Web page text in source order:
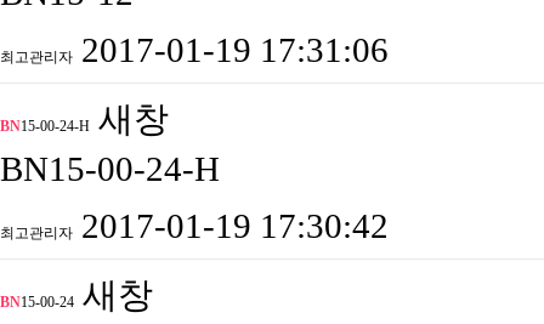
최고관리자 2017-01-19 17:31:06
BN15-00-24-H 새창
BN15-00-24-H
최고관리자 2017-01-19 17:30:42
BN15-00-24 새창